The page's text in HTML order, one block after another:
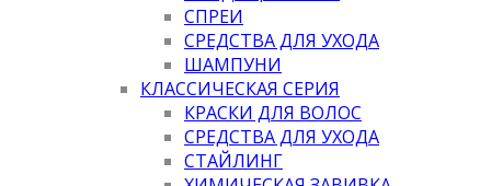
СПРЕИ
СРЕДСТВА ДЛЯ УХОДА
ШАМПУНИ
КЛАССИЧЕСКАЯ СЕРИЯ
КРАСКИ ДЛЯ ВОЛОС
СРЕДСТВА ДЛЯ УХОДА
СТАЙЛИНГ